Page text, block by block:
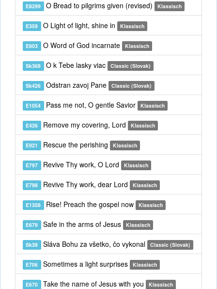
E8299 O Bread to pilgrims given (revised) Klassisch
E359 O Light of light, shine in Klassisch
E803 O Word of God incarnate Klassisch
Sk368 O k Tebe lasky viac Classic (Slovak)
Sk426 Odstran zavoj Pane Classic (Slovak)
E1054 Pass me not, O gentle Savior Klassisch
E426 Remove my covering, Lord Klassisch
E921 Rescue the perishing Klassisch
E797 Revive Thy work, O Lord Klassisch
E798 Revive Thy work, dear Lord Klassisch
E1358 Rise! Preach the gospel now Klassisch
E679 Safe in the arms of Jesus Klassisch
Sk39 Sláva Bohu za všetko, čo vykonal Classic (Slovak)
E706 Sometimes a light surprises Klassisch
E670 Take the name of Jesus with you Klassisch